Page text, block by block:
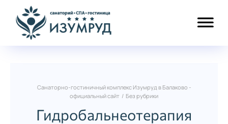
Санаторно-гостиничный комплекс Изумруд в Балаково -
официальный сайт / Без рубрики
Гидробальнеотерапия